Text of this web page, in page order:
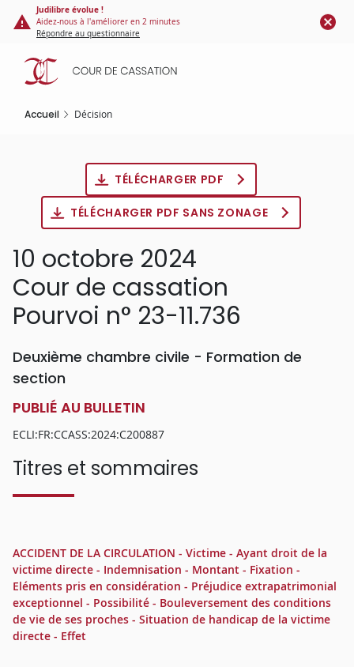
Panneau de gestion des cookies
contenu
principal
Judilibre évolue !
Aidez-nous à l'améliorer en 2 minutes
Répondre au questionnaire
Accueil Décision
TÉLÉCHARGER PDF
TÉLÉCHARGER PDF SANS ZONAGE
10 octobre 2024
Cour de cassation
Pourvoi n° 23-11.736
Deuxième chambre civile - Formation de
section
PUBLIÉ AU BULLETIN
ECLI:FR:CCASS:2024:C200887
Titres et sommaires
ACCIDENT DE LA CIRCULATION - Victime - Ayant droit de la
victime directe - Indemnisation - Montant - Fixation -
Eléments pris en considération - Préjudice extrapatrimonial
exceptionnel - Possibilité - Bouleversement des conditions
de vie de ses proches - Situation de handicap de la victime
directe - Effet